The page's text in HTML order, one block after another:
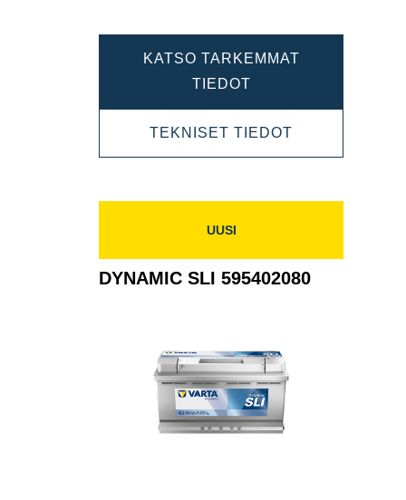
KATSO TARKEMMAT
TIEDOTDYNAMIC
SLI
595405083
TEKNISET TIEDOT
SLI
UUSI
DYNAMIC SLI 595402080